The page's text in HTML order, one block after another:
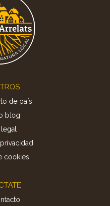
de país
blog
cookies